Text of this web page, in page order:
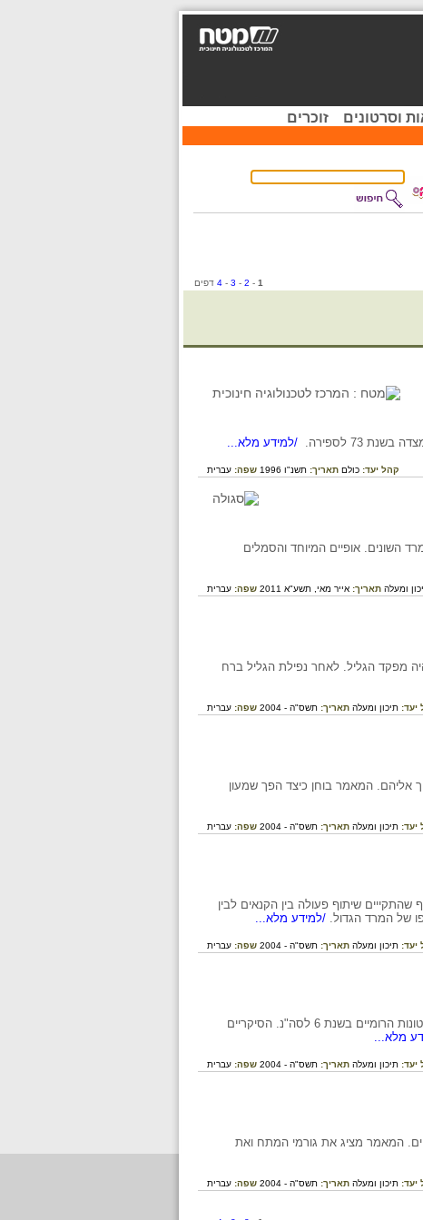
וסרטונים זוכרים
1
-
2
-
3
-
4 דפים
/למידע מלא...
קהל יעד: כולם תאריך: תשנ"ו 1996 שפה: עברית
השונים. אופיים המיוחד והסמלים
ומעלה תאריך: אייר מאי, תשע"א 2011 שפה: עברית
מפקד הגליל. לאחר נפילת הגליל ברח
יעד: תיכון ומעלה תאריך: תשס"ה - 2004 שפה: עברית
אליהם. המאמר בוחן כיצד הפך שמעון
יעד: תיכון ומעלה תאריך: תשס"ה - 2004 שפה: עברית
שהתקייים שיתוף פעולה בין הקנאים לבין
של המרד הגדול. /למידע מלא...
יעד: תיכון ומעלה תאריך: תשס"ה - 2004 שפה: עברית
על צמיחתה של קבוצת הסיקריים על פי יוסף בן מתתיהו על רקע מיפקד האוכלוסין שערכו השלטונות הרומיים בשנת 6 לסה"נ. הסיקריים
מלא...
יעד: תיכון ומעלה תאריך: תשס"ה - 2004 שפה: עברית
המאמר מציג את גורמי המתח ואת
יעד: תיכון ומעלה תאריך: תשס"ה - 2004 שפה: עברית